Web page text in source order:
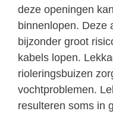
deze openingen
binnenlopen. Deze
bijzonder groot
kabels lopen.
rioleringsbuizen
vochtproblemen.
resulteren soms in